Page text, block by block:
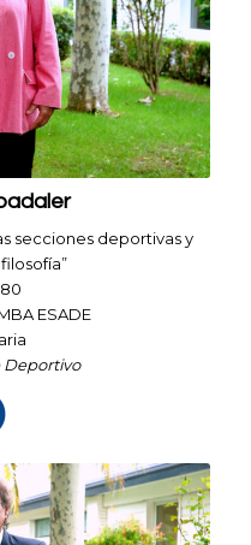
Vicesecretario y
de Tenis
de
de Hockey
Responsable de
de Fitness –
Social
secciones deportivas y
ESADE
Deportivo